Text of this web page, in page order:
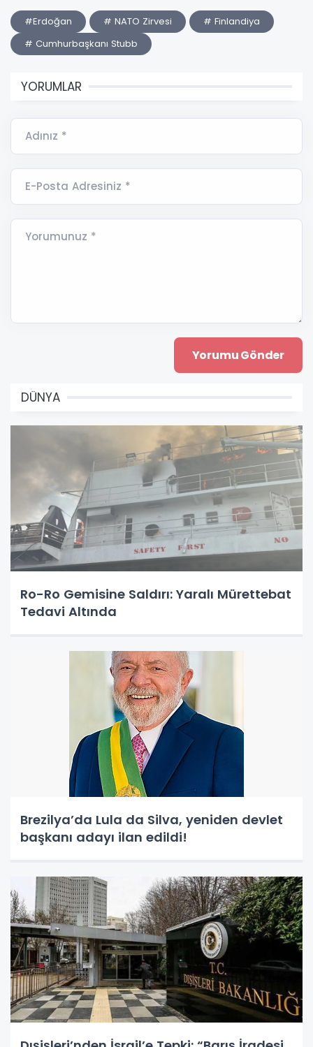
#Erdoğan # NATO Zirvesi
# Finlandiya
# Cumhurbaşkanı Stubb
YORUMLAR
Adınız *
E-Posta Adresiniz *
Yorumunuz *
DÜNYA
Ro-Ro Gemisine Saldırı: Yaralı Mürettebat
Tedavi Altında
Brezilya’da Lula da Silva, yeniden devlet
başkanı adayı ilan edildi!